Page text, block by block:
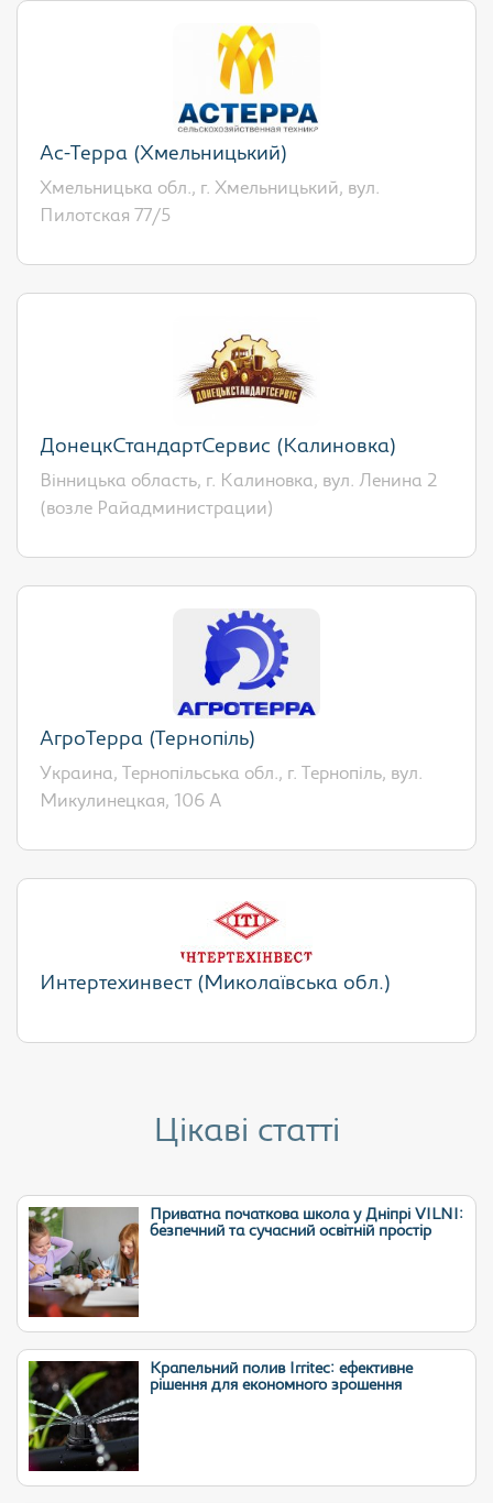
Ас-Терра (Хмельницький)
Хмельницька обл., г. Хмельницький, вул.
Пилотская 77/5
ДонецкСтандартСервис (Калиновка)
Вінницька область, г. Калиновка, вул. Ленина 2
(возле Райадминистрации)
АгроТерра (Тернопіль)
Украина, Тернопільська обл., г. Тернопіль, вул.
Микулинецкая, 106 А
Интертехинвест (Миколаївська обл.)
Цікаві статті
Приватна початкова школа у Дніпрі VILNI:
безпечний та сучасний освітній простір
Крапельний полив Irritec: ефективне
рішення для економного зрошення